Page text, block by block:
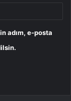
adım, e-posta